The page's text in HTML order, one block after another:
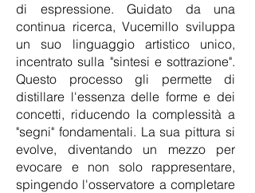
di espressione. Guidato da una
continua ricerca, Vucemillo sviluppa
un suo linguaggio artistico unico,
incentrato sulla "sintesi e sottrazione".
Questo processo gli permette di
distillare l'essenza delle forme e dei
concetti, riducendo la complessità a
"segni" fondamentali. La sua pittura si
evolve, diventando un mezzo per
evocare e non solo rappresentare,
spingendo l'osservatore a completare